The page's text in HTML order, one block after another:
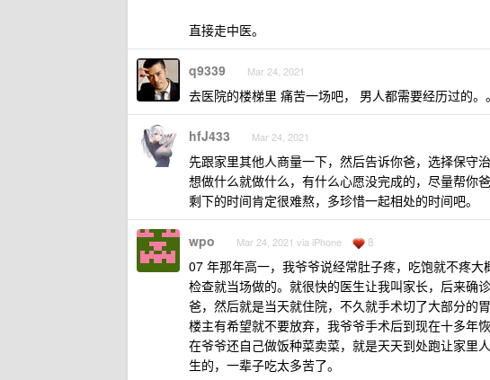
直接走中医。
q9339 Mar 24, 2021
去医院的楼梯里 痛苦一场吧， 男人都需要经历过的。。
hfJ433 Mar 24, 2021
先跟家里其他人商量一下，然后告诉你爸，选择保守治
想做什么就做什么，有什么心愿没完成的，尽量帮你爸
剩下的时间肯定很难熬，多珍惜一起相处的时间吧。
wpo Mar 24, 2021 via iPhone 8
07 年那年高一，我爷爷说经常肚子疼，吃饱就不疼
检查就当场做的。就很快的医生让我叫家长，后来确
爸，然后就是当天就住院，不久就手术切了大部分的
楼主有希望就不要放弃，我爷爷手术后到现在十多年
在爷爷还自己做饭种菜卖菜，就是天天到处跑让家里
生的，一辈子吃太多苦了。